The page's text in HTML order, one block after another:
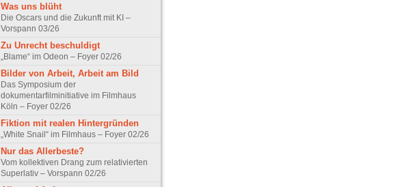
Was uns blüht
Die Oscars und die Zukunft mit KI –
Vorspann 03/26
Zu Unrecht beschuldigt
„Blame“ im Odeon – Foyer 02/26
Bilder von Arbeit, Arbeit am Bild
Das Symposium der
dokumentarfilminitiative im Filmhaus
Köln – Foyer 02/26
Fiktion mit realen Hintergründen
„White Snail“ im Filmhaus – Foyer 02/26
Nur das Allerbeste?
Vom kollektiven Drang zum relativierten
Superlativ – Vorspann 02/26